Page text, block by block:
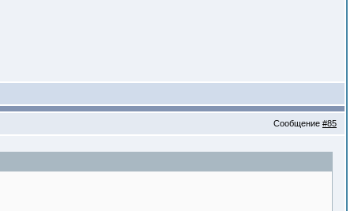
Сообщение #85